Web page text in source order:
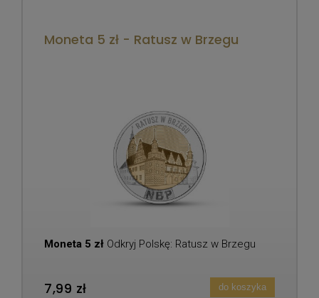
Moneta 5 zł - Ratusz w Brzegu
Moneta 5 zł Odkryj Polskę: Ratusz w Brzegu
7,99 zł do koszyka